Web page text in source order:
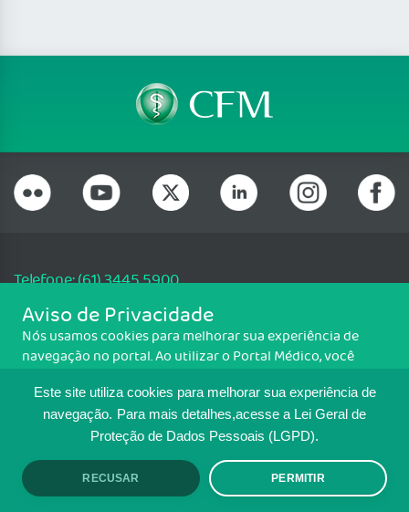
Este site utiliza cookies para melhorar sua experiência de
navegação. Para mais detalhes,acesse a Lei Geral de
Proteção de Dados Pessoais (LGPD).
RECUSAR PERMITIR
Telefone: (61) 3445 5900
Email: cfm@portalmedico.org.br
SGAS 616, Conjunto D, Lote 115, L2 Sul, Brasília/DF - CEP: 70200-760 -
CNPJ: 33.583.550/0001-30
MAPA DO SITE
TRANSPARÊNCIA E PRESTAÇÃO DE
CONTAS
Aviso de Privacidade
Nós usamos cookies para melhorar sua experiência de
navegação no portal. Ao utilizar o Portal Médico, você
Para ter mais informações sobre como isso é feito, acesse
Política de cookies. Se você concorda, clique em ACEITO.
ACEITO